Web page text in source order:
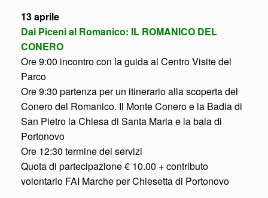
13 aprile
Dai Piceni al Romanico: IL ROMANICO DEL
CONERO
Ore 9:00 incontro con la guida al Centro Visite del
Parco
Ore 9:30 partenza per un itinerario alla scoperta del
Conero del Romanico. Il Monte Conero e la Badia di
San Pietro la Chiesa di Santa Maria e la baia di
Portonovo
Ore 12:30 termine dei servizi
Quota di partecipazione € 10.00 + contributo
volontario FAI Marche per Chiesetta di Portonovo